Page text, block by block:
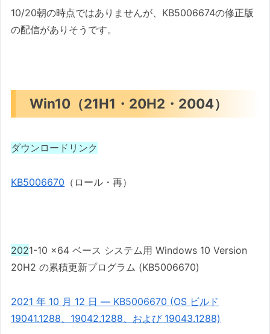
10/20朝の時点ではありませんが、KB5006674の修正版
の配信がありそうです。
Win10（21H1・20H2・2004）
ダウンロードリンク
KB5006670 （ロール・再）
2021-10 x64 ベース システム用 Windows 10 Version
20H2 の累積更新プログラム (KB5006670)
2021 年 10 月 12 日 — KB5006670 (OS ビルド
19041.1288、19042.1288、および 19043.1288)